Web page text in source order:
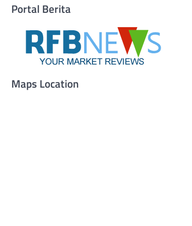
Portal Berita
Maps Location